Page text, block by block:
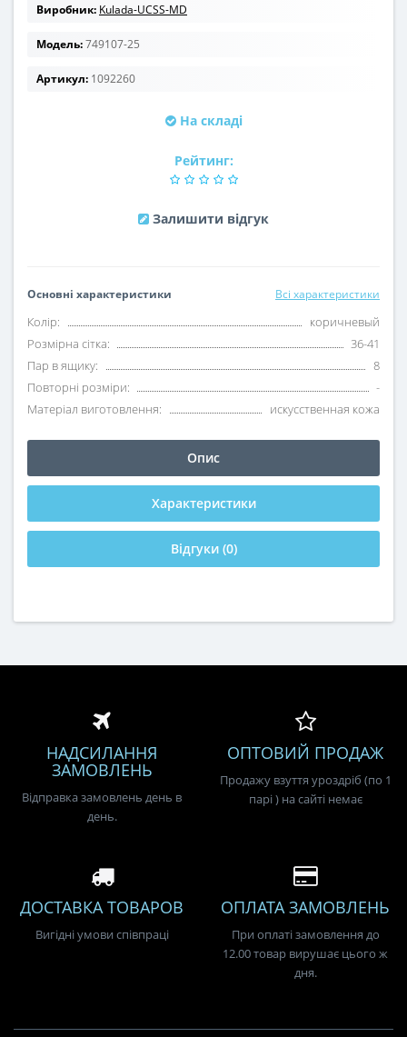
Виробник: Kulada-UCSS-MD
Модель:749107-25
Артикул: 1092260
На складі
Рейтинг:
Залишити відгук
Основні характеристики Всі характеристики
Колір:
коричневый
Розмірна сітка:
36-41
Пар в ящику:
8
Повторні розміри:
-
Матеріал виготовлення:
искусственная кожа
Опис
Характеристики
Відгуки (0)
НАДСИЛАННЯ
ЗАМОВЛЕНЬ
Відправка замовлень день в
день.
ОПТОВИЙ ПРОДАЖ
Продажу взуття уроздріб (по 1
парі ) на сайті немає
ДОСТАВКА ТОВАРОВ
Вигідні умови співпраці
ОПЛАТА ЗАМОВЛЕНЬ
При оплаті замовлення до
12.00 товар вирушає цього ж
дня.